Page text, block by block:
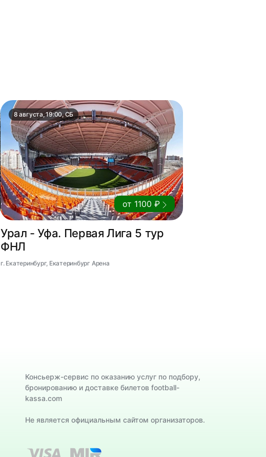
8 августа, 19:00, СБ
от 1100 ₽
Урал - Уфа. Первая Лига 5 тур
ФНЛ
г. Екатеринбург, Екатеринбург Арена
Консьерж-сервис по оказанию услуг по подбору,
бронированию и доставке билетов football-
kassa.com
Не является официальным сайтом организаторов.